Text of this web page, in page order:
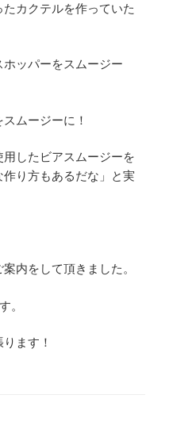
カクテルを作っていた
ッパーをスムージー
ムージーに！
したビアスムージーを
り方もあるだな」と実
内をして頂きました。
。
ます！